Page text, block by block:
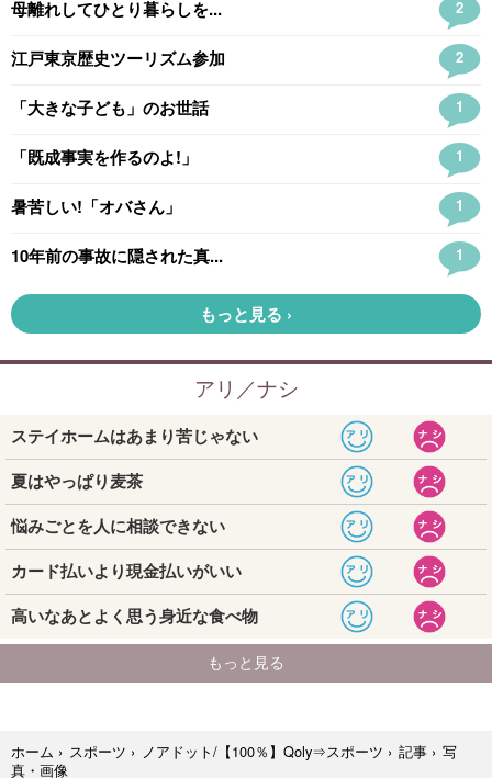
ホーム › スポーツ › ノアドット/【100％】Qoly⇒スポーツ › 記事 › 写
真・画像